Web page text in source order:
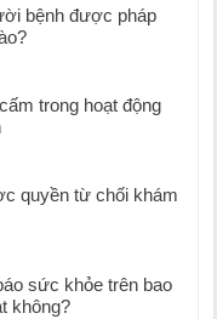
bệnh được pháp
trong hoạt động
quyền từ chối khám
sức khỏe trên bao
không?